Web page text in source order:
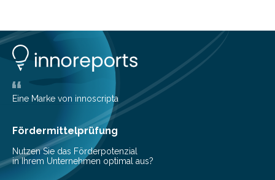
Eine Marke von innoscripta
Fördermittelprüfung
Nutzen Sie das Förderpotenzial
in Ihrem Unternehmen optimal aus?